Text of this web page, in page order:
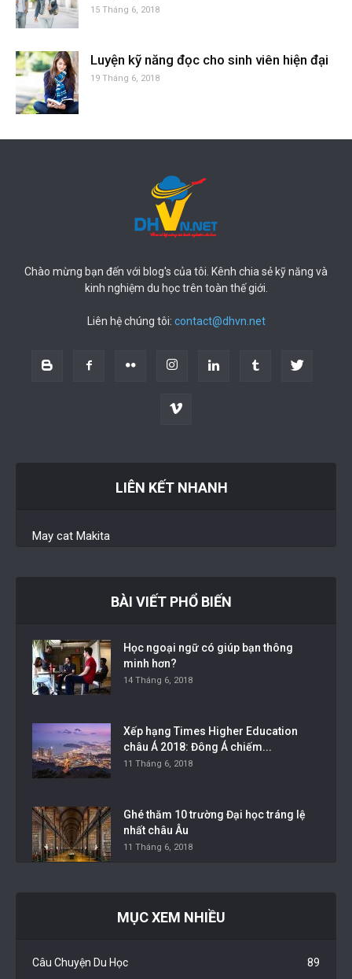
15 Tháng 6, 2018
Luyện kỹ năng đọc cho sinh viên hiện đại
19 Tháng 6, 2018
Chào mừng bạn đến với blog's của tôi. Kênh chia sẻ kỹ năng và
kinh nghiệm du học trên toàn thế giới.
Liên hệ chúng tôi: contact@dhvn.net
LIÊN KẾT NHANH
May cat Makita
BÀI VIẾT PHỔ BIẾN
Học ngoại ngữ có giúp bạn thông
minh hơn?
14 Tháng 6, 2018
Xếp hạng Times Higher Education
châu Á 2018: Đông Á chiếm...
11 Tháng 6, 2018
Ghé thăm 10 trường Đại học tráng lệ
nhất châu Âu
11 Tháng 6, 2018
MỤC XEM NHIỀU
Câu Chuyện Du Học 89